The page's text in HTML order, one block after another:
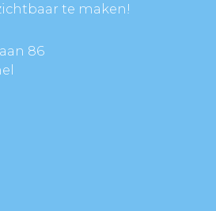
te maken!
86